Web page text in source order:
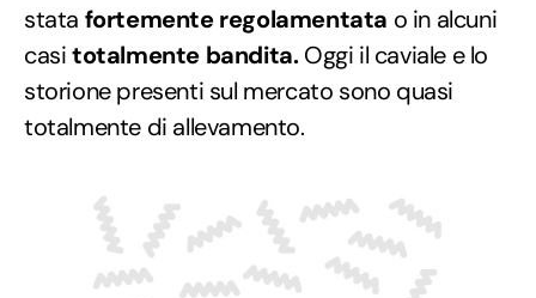
stata fortemente regolamentata o in alcuni
casitotalmente bandita.Oggi il caviale e lo
storione presenti sul mercato sono quasi
totalmente di allevamento.